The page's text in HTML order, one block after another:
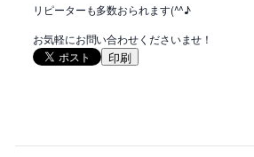
リピーターも多数おられます(^^♪
お気軽にお問い合わせくださいませ！
印刷